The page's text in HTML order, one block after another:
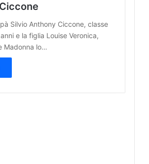
Silvio Anthony Ciccone, classe
e la figlia Louise Veronica,
Madonna lo…